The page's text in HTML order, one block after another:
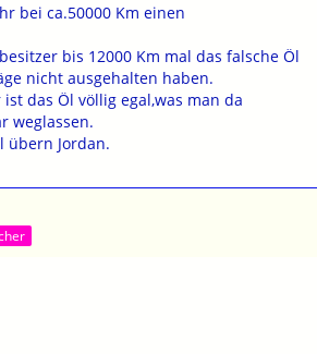
bei ca.50000 Km einen
bis 12000 Km mal das falsche Öl
nicht ausgehalten haben.
das Öl völlig egal,was man da
weglassen.
übern Jordan.